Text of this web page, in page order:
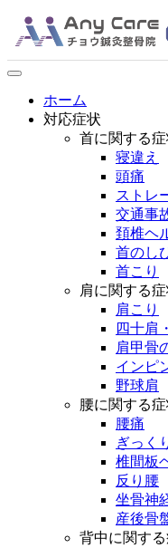
ン
ン
ホーム
対応症状
首に関する症
寝違え
頭痛
ストレ
交通事
頚椎ヘ
首のし
首こり
肩に関する
肩こり
四十肩
肩甲骨
インピ
野球肩
腰に関する
腰痛
ぎっく
椎間板
反り腰
坐骨神
産後骨
背中に関す